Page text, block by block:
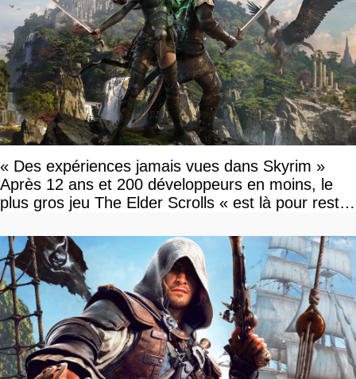
« Des expériences jamais vues dans Skyrim »
Après 12 ans et 200 développeurs en moins, le
plus gros jeu The Elder Scrolls « est là pour rester